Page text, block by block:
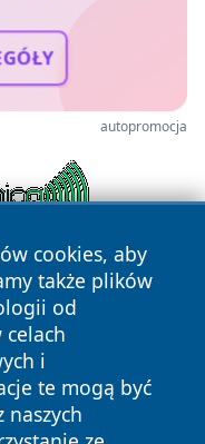
autopromocja
cookies, aby
także plików
od
i
te mogą być
naszych
prawa